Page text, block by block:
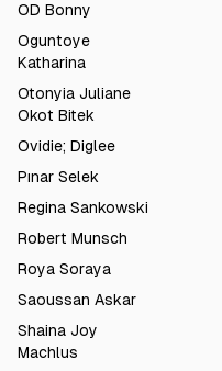
OD Bonny
Oguntoye
Katharina
Otonyia Juliane
Okot Bitek
Ovidie; Diglee
Pınar Selek
Regina Sankowski
Robert Munsch
Roya Soraya
Saoussan Askar
Shaina Joy
Machlus